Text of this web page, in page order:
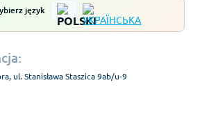
język
ul. Stanisława Staszica 9ab/u-9